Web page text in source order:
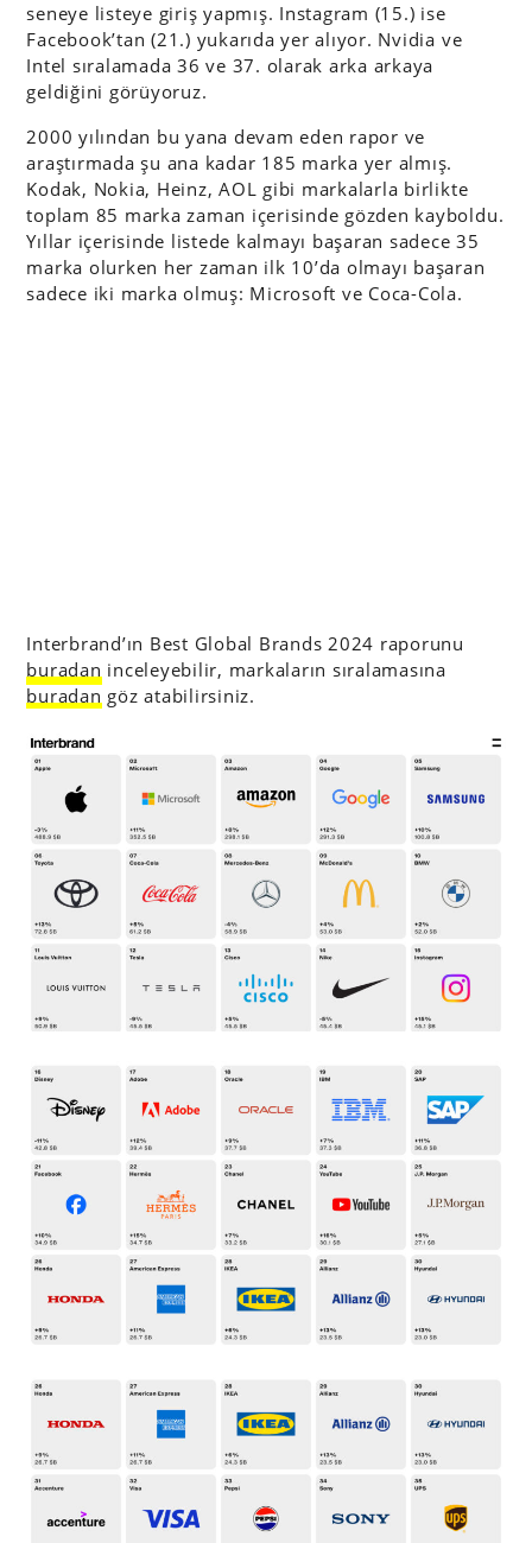
seneye listeye giriş yapmış. Instagram (15.) ise
Facebook’tan (21.) yukarıda yer alıyor. Nvidia ve
Intel sıralamada 36 ve 37. olarak arka arkaya
geldiğini görüyoruz.
2000 yılından bu yana devam eden rapor ve
araştırmada şu ana kadar 185 marka yer almış.
Kodak, Nokia, Heinz, AOL gibi markalarla birlikte
toplam 85 marka zaman içerisinde gözden kayboldu.
Yıllar içerisinde listede kalmayı başaran sadece 35
marka olurken her zaman ilk 10’da olmayı başaran
sadece iki marka olmuş: Microsoft ve Coca-Cola.
Interbrand’ın Best Global Brands 2024 raporunu
buradan inceleyebilir, markaların sıralamasına
buradan göz atabilirsiniz.